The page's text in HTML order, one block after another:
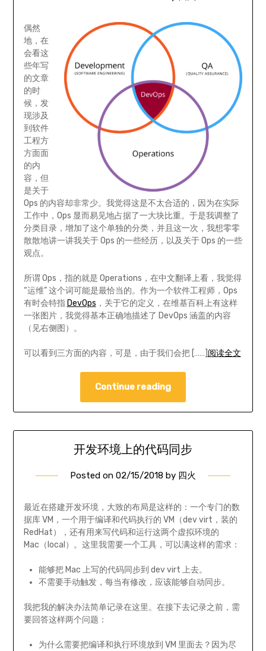
偶然
地，在
会看这
些年写
的文章
的时
候，发
现涉及
到软件
工程方
方面面
的内
容，但
是关于
Ops 的内容却非常少。我觉得这是不太合适的，因为在实际
工作中，Ops 显而易见地占据了一大块比重。于是我调整了
分类目录，增加了这个单独的分类，并且这一次，我想零零
散散地讲一讲我关于 Ops 的一些经历，以及关于 Ops 的一些
观点。
所谓 Ops，指的就是 Operations，在中文翻译上看，我觉得
“运维” 这个词可能是最恰当的。作为一个软件工程师，Ops
有时会特指 DevOps ，关于它的定义，在维基百科上有这样
一张图片，我觉得基本正确地描述了 DevOps 涵盖的内容
（见右侧图）。
可以看到三方面的内容，可是，由于我们会把 [……] 阅读全文
Continue reading
开发环境上的代码同步
Posted on 02/15/2018 by 四火
最近在搭建开发环境，大致的布局是这样的：一个专门的数
据库 VM，一个用于编译和代码执行的 VM（dev virt，装的
RedHat），还有用来写代码和运行这两个虚拟环境的
Mac（local）。这里我需要一个工具，可以满这样的需求：
能够把 Mac 上写的代码同步到 dev virt 上去。
不需要手动触发，每当有修改，应该能够自动同步。
我把我的解决办法简单记录在这里。在接下去记录之前，需
要回答这样两个问题：
为什么需要把编译和执行环境放到 VM 里面去？因为尽